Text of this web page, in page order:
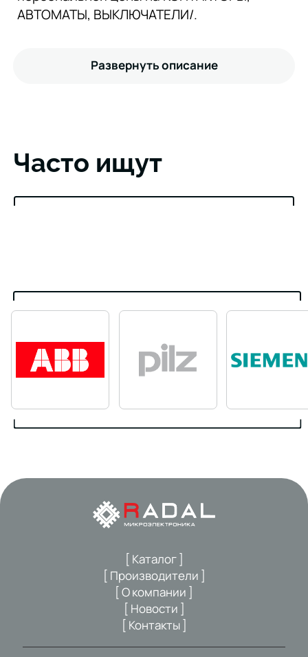
АВТОМАТЫ, ВЫКЛЮЧАТЕЛИ/.
Развернуть описание
Часто ищут
[ Каталог ]
[ Производители ]
[ О компании ]
[ Новости ]
[ Контакты ]